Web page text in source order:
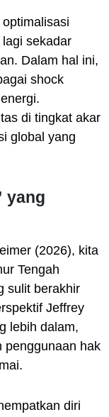
sekadar
Dalam hal ini,
shock
di tingkat akar
global yang
yang
(2026), kita
Tengah
sulit berakhir
Jeffrey
lebih dalam,
penggunaan hak
diri